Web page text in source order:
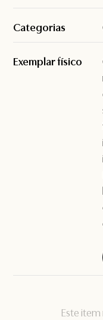
Este item
Categorias
Exemplar físico